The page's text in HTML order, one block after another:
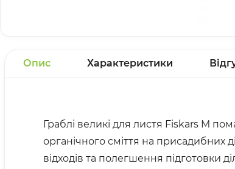
Опис Характеристики
Граблі великі для листя Fiskars M
органічного сміття на присадибних
відходів та полегшення підготовки